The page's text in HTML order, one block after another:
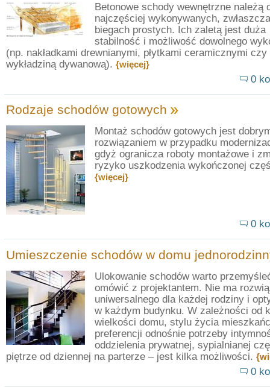
Betonowe schody wewnętrzne należą
najczęściej wykonywanych,
biegach prostych. Ich zaletą jest duża
stabilność i możliwość dowolnego
(np. nakładkami drewnianymi, płytkami ceramicznymi czy
wykładziną dywanową). {więcej}
0
Rodzaje schodów gotowych
Montaż schodów gotowych jest
rozwiązaniem w przypadku
gdyż ogranicza roboty montażowe i
ryzyko uszkodzenia wykończonej
{więcej}
0
Umieszczenie schodów w domu
Ulokowanie schodów warto
omówić z projektantem. Nie ma
uniwersalnego dla każdej rodziny i
w każdym budynku. W zależności od
wielkości domu, stylu życia
preferencji odnośnie potrzeby
oddzielenia prywatnej, sypialnianej
piętrze od dziennej na parterze – jest kilka możliwości.
0